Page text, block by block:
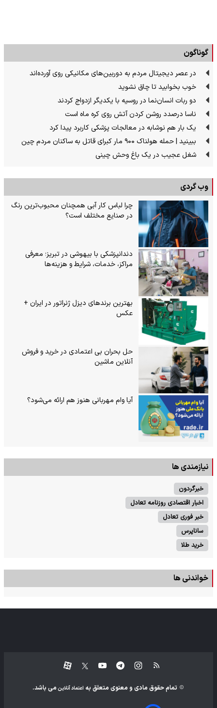
گوناگون
در عصر دیجیتال مردم به دوربین‌های مکانیکی روی آورده‌اند
خوب بخوابید تا چاق نشوید
دو ربات انسان‌نما در روسیه با یکدیگر ازدواج کردند
ناسا درصدد روشن کردن آتش روی کره ماه است
یک بار هم نوشابه در معالجات پزشکی کاربرد پیدا کرد
ببینید | حمله هولناک ۹۰۰ مار کبرای قاتل به ساکنان مردم چین
شغل عجیب در یک باغ وحش چینی
وب گردی
چرا لباس کار آبی همچنان محبوب‌ترین رنگ
در صنایع مختلف است؟
دندانپزشکی با بیهوشی در تبریز؛ معرفی
مراکز، خدمات، شرایط و هزینه‌ها
بهترین برندهای دیزل ژنراتور در ایران +
عکس
حل بحران بی‌ اعتمادی در خرید و فروش
آنلاین ماشین
آیا وام مهربانی هنوز هم ارائه می‌شود؟
نیازمندی ها
خبرگردون
اخبار اقتصادی روزنامه تعادل
خبر فوری تعادل
ساناپرس
خرید طلا
خواندنی ها
تمام حقوق مادی و معنوی متعلق به اعتماد آنلاین می باشد.